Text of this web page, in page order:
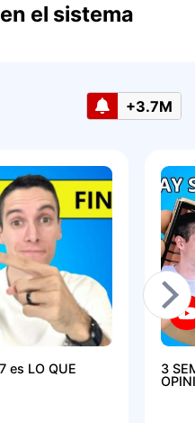
el sistema
+3.7M
es LO QUE
3